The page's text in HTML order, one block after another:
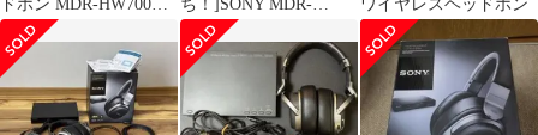
ドホン MDR-HW700DS
4K対応
ち！]SONY MDR-
HW700DS
ワイヤレスヘッドホン